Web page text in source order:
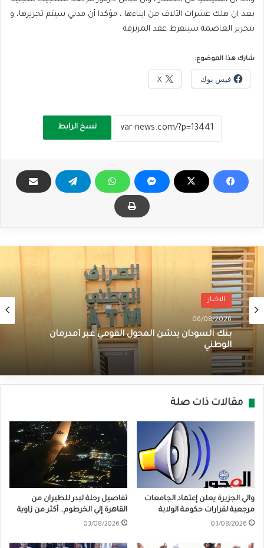
بعد ان هلك عشرات الآلاف من ابناءها ، مؤكدا أن مدني سيتم تحريرها، و
بتحرير العاصمة سينفرط عقد المرتزقة
شارك هذا الموضوع:
فيس بوك X
نسخ الرابط
الاخبار
06/08/2026
بنك السودان يدشن المحول القومي عبر أمدرمان
الوطني
مقالات ذات صلة
والي الجزيرة يعلن إعتماد الجامعات
مرجعية لقرارات حكومة الولاية
03/08/2026
تفاصيل رحلة لبدر للطيران من
القاهرة إلي الخرطوم.. أكثر من زاوية
03/08/2026